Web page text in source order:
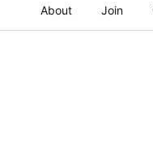
About Join